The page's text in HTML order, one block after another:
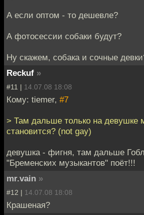
А если оптом - то дешевле?
А фотосессии собаки будут?
Ну скажем, собака и сочные
Reckuf »
#11 | 14.07.08 18:08
Кому: tiemer, #7
> Там дальше только на девушке
становится? (not gay)
девушка - фигня, там дальше
"Бременских музыкантов" поёт!!!
mr.vain »
#12 | 14.07.08 18:08
Крашеная?